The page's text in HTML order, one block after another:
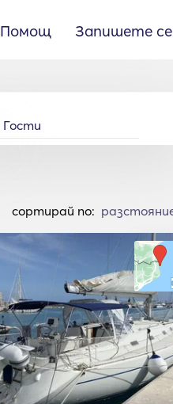
Помощ Запишете се
Гости
cортирай по: